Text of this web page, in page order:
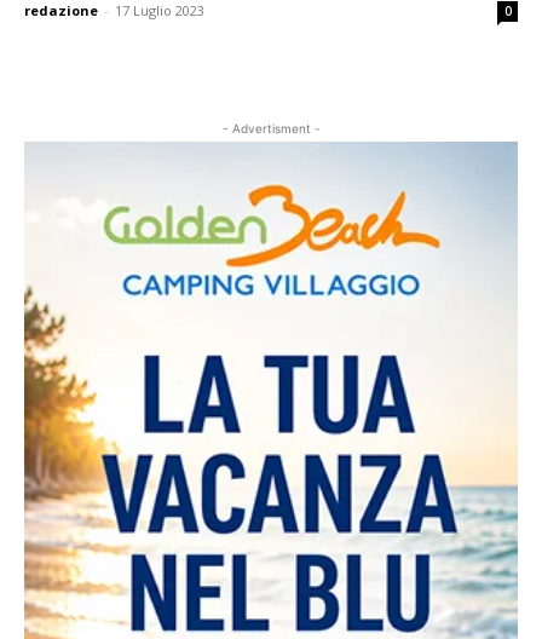
redazione - 17 Luglio 2023 0
- Advertisment -